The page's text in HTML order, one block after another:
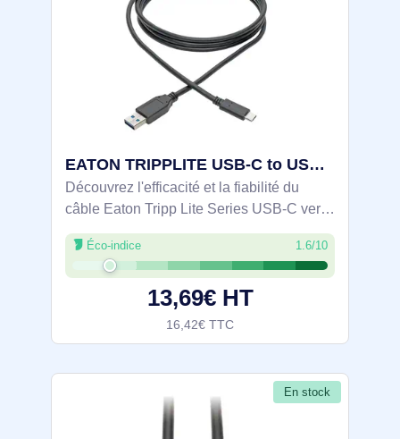
EATON TRIPPLITE USB-C to USB-A Cable M/M USB 3.1 Gen - U428-006
Découvrez l'efficacité et la fiabilité du
câble Eaton Tripp Lite Series USB-C vers
USB-A, un accessoire pivot de la
connectivité moderne. Doté d'une interface
USB 3.2 Gen 1, ce câble de 1,83 m (6 ft)
Éco-indice 1.6/10
13,69€ HT
16,42€ TTC
En stock